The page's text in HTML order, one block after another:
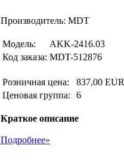
Производитель: MDT
Модель:
AKK-2416.03
Код заказа: MDT-512876
Розничная цена:
837,00 EUR
Ценовая группа:
6
Краткое описание
Подробнее»